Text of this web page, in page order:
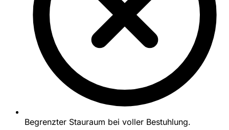
Begrenzter Stauraum bei voller Bestuhlung.